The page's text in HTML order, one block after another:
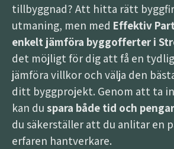
tillbyggnad? Att hitta rätt
utmaning, men med Effektiv
enkelt jämföra byggofferter i
det möjligt för dig att få en
jämföra villkor och välja den
ditt byggprojekt. Genom att ta
kan du spara både tid och pengar
du säkerställer att du anlitar en
erfaren hantverkare.